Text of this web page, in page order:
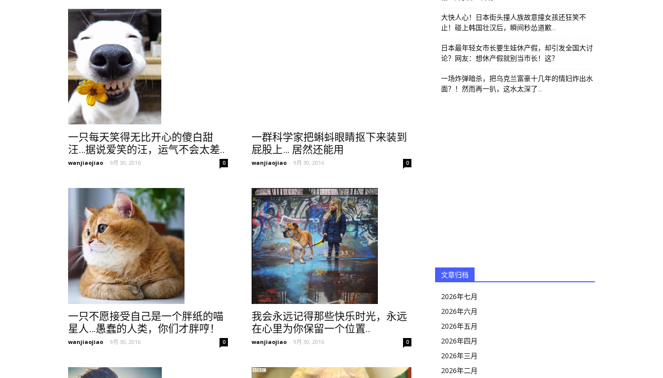
一只每天笑得无比开心的傻白甜
汪…据说爱笑的汪，运气不会太差..
wanjiaojiao - 9月 30, 2016 0
一群科学家把蝌蚪眼睛抠下来装到
屁股上… 居然还能用
wanjiaojiao - 9月 30, 2016 0
一只不愿接受自己是一个胖纸的喵
星人…愚蠢的人类，你们才胖哼！
wanjiaojiao - 9月 30, 2016 0
我会永远记得那些快乐时光，永远
在心里为你保留一个位置..
wanjiaojiao - 9月 30, 2016 0
大快人心！日本街头撞人族故意撞女孩还狂笑不
止！碰上韩国壮汉后，瞬间秒怂道歉…
日本最年轻女市长要生娃休产假，却引发全国大讨
论？网友：想休产假就别当市长！这？
一场炸弹暗杀，把乌克兰富豪十几年的情妇炸出水
面？！然而再一扒，这水太深了…
文章归档
2026年七月
2026年六月
2026年五月
2026年四月
2026年三月
2026年二月